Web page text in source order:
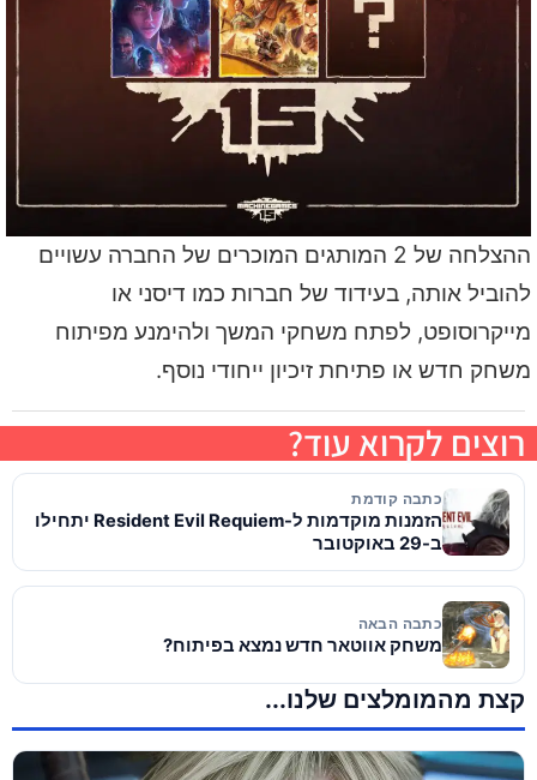
ההצלחה של 2 המותגים המוכרים של החברה עשויים
להוביל אותה, בעידוד של חברות כמו דיסני או
מייקרוסופט, לפתח משחקי המשך ולהימנע מפיתוח
משחק חדש או פתיחת זיכיון ייחודי נוסף.
רוצים לקרוא עוד?
כתבה קודמת
הזמנות מוקדמות ל-Resident Evil Requiem יתחילו
ב-29 באוקטובר
כתבה הבאה
משחק אווטאר חדש נמצא בפיתוח?
קצת מהמומלצים שלנו...